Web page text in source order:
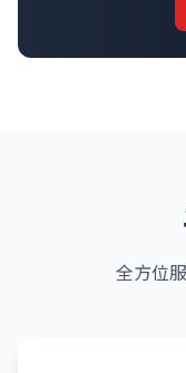
全方位